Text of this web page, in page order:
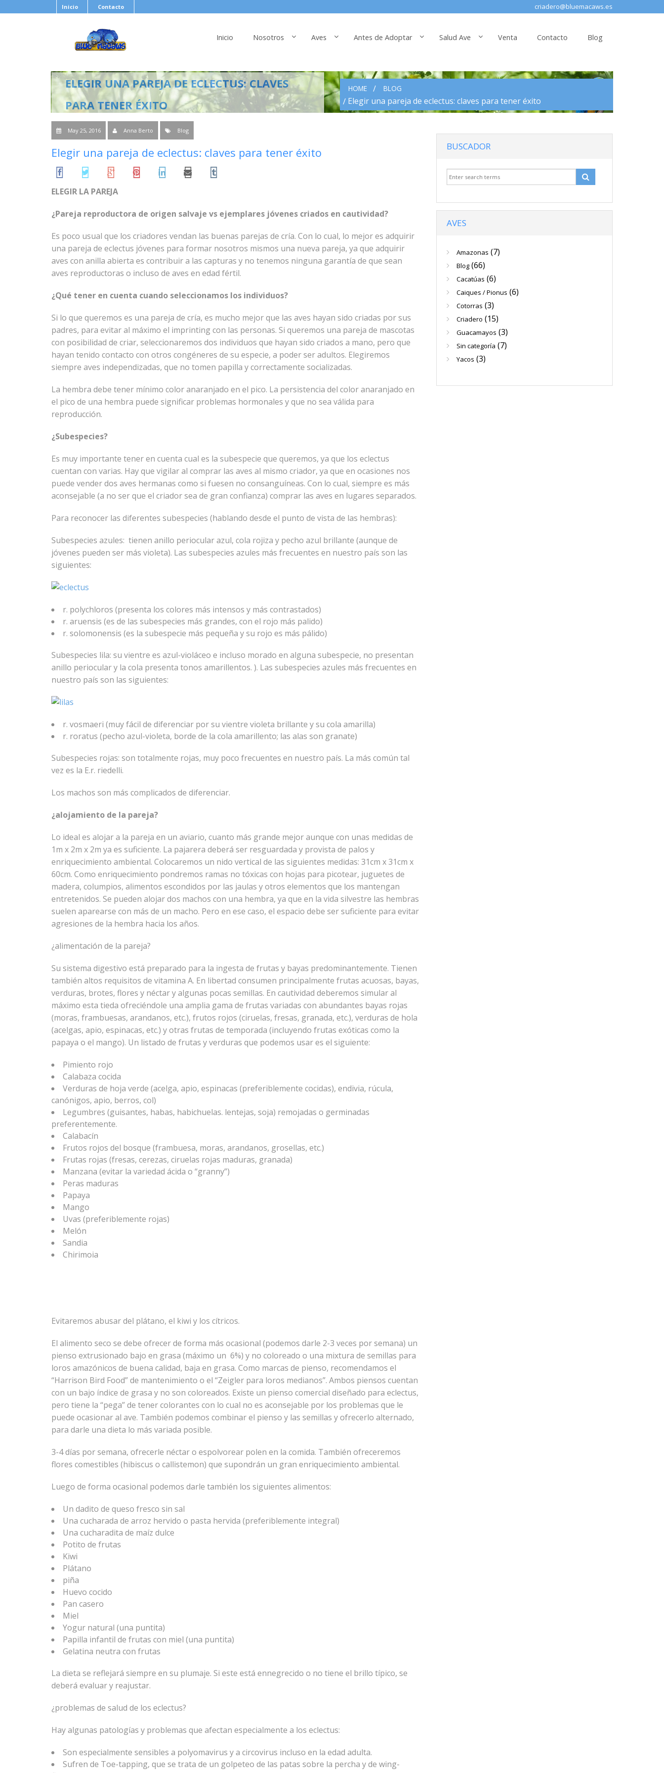
Inicio Contacto criadero@bluemacaws.es
Inicio Nosotros Aves Antes de Adoptar Salud Ave Venta Contacto Blog
ELEGIR UNA PAREJA DE ECLECTUS: CLAVES
PARA TENER ÉXITO
HOME BLOG
Elegir una pareja de eclectus: claves para tener éxito
BUSCADOR
AVES
Amazonas (7)
Blog(66)
Cacatúas (6)
Caiques / Pionus (6)
Cotorras (3)
Criadero (15)
Guacamayos (3)
Sin categoría (7)
Yacos (3)
May 25, 2016 Anna Berto Blog
Elegir una pareja de eclectus: claves para tener éxito
ELEGIR LA PAREJA
¿Pareja reproductora de origen salvaje vs ejemplares jóvenes criados en cautividad?
Es poco usual que los criadores vendan las buenas parejas de cría. Con lo cual, lo mejor es adquirir
una pareja de eclectus jóvenes para formar nosotros mismos una nueva pareja, ya que adquirir
aves con anilla abierta es contribuir a las capturas y no tenemos ninguna garantía de que sean
aves reproductoras o incluso de aves en edad fértil.
¿Qué tener en cuenta cuando seleccionamos los individuos?
Si lo que queremos es una pareja de cría, es mucho mejor que las aves hayan sido criadas por sus
padres, para evitar al máximo el imprinting con las personas. Si queremos una pareja de mascotas
con posibilidad de criar, seleccionaremos dos individuos que hayan sido criados a mano, pero que
hayan tenido contacto con otros congéneres de su especie, a poder ser adultos. Elegiremos
siempre aves independizadas, que no tomen papilla y correctamente socializadas.
La hembra debe tener mínimo color anaranjado en el pico. La persistencia del color anaranjado en
el pico de una hembra puede significar problemas hormonales y que no sea válida para
reproducción.
¿Subespecies?
Es muy importante tener en cuenta cual es la subespecie que queremos, ya que los eclectus
cuentan con varias. Hay que vigilar al comprar las aves al mismo criador, ya que en ocasiones nos
puede vender dos aves hermanas como si fuesen no consanguíneas. Con lo cual, siempre es más
aconsejable (a no ser que el criador sea de gran confianza) comprar las aves en lugares separados.
Para reconocer las diferentes subespecies (hablando desde el punto de vista de las hembras):
Subespecies azules: tienen anillo periocular azul, cola rojiza y pecho azul brillante (aunque de
jóvenes pueden ser más violeta). Las subespecies azules más frecuentes en nuestro país son las
siguientes:
r. polychloros (presenta los colores más intensos y más contrastados)
r. aruensis (es de las subespecies más grandes, con el rojo más palido)
r. solomonensis (es la subespecie más pequeña y su rojo es más pálido)
Subespecies lila: su vientre es azul-violáceo e incluso morado en alguna subespecie, no presentan
anillo periocular y la cola presenta tonos amarillentos. ). Las subespecies azules más frecuentes en
nuestro país son las siguientes:
r. vosmaeri (muy fácil de diferenciar por su vientre violeta brillante y su cola amarilla)
r. roratus (pecho azul-violeta, borde de la cola amarillento; las alas son granate)
Subespecies rojas: son totalmente rojas, muy poco frecuentes en nuestro país. La más común tal
vez es la E.r. riedelli.
Los machos son más complicados de diferenciar.
¿alojamiento de la pareja?
Lo ideal es alojar a la pareja en un aviario, cuanto más grande mejor aunque con unas medidas de
1m x 2m x 2m ya es suficiente. La pajarera deberá ser resguardada y provista de palos y
enriquecimiento ambiental. Colocaremos un nido vertical de las siguientes medidas: 31cm x 31cm x
60cm. Como enriquecimiento pondremos ramas no tóxicas con hojas para picotear, juguetes de
madera, columpios, alimentos escondidos por las jaulas y otros elementos que los mantengan
entretenidos. Se pueden alojar dos machos con una hembra, ya que en la vida silvestre las hembras
suelen aparearse con más de un macho. Pero en ese caso, el espacio debe ser suficiente para evitar
agresiones de la hembra hacia los años.
¿alimentación de la pareja?
Su sistema digestivo está preparado para la ingesta de frutas y bayas predominantemente. Tienen
también altos requisitos de vitamina A. En libertad consumen principalmente frutas acuosas, bayas,
verduras, brotes, flores y néctar y algunas pocas semillas. En cautividad deberemos simular al
máximo esta tieda ofreciéndole una amplia gama de frutas variadas con abundantes bayas rojas
(moras, frambuesas, arandanos, etc.), frutos rojos (ciruelas, fresas, granada, etc.), verduras de hola
(acelgas, apio, espinacas, etc.) y otras frutas de temporada (incluyendo frutas exóticas como la
papaya o el mango). Un listado de frutas y verduras que podemos usar es el siguiente:
Pimiento rojo
Calabaza cocida
Verduras de hoja verde (acelga, apio, espinacas (preferiblemente cocidas), endivia, rúcula,
canónigos, apio, berros, col)
Legumbres (guisantes, habas, habichuelas. lentejas, soja) remojadas o germinadas
preferentemente.
Calabacín
Frutos rojos del bosque (frambuesa, moras, arandanos, grosellas, etc.)
Frutas rojas (fresas, cerezas, ciruelas rojas maduras, granada)
Manzana (evitar la variedad ácida o “granny”)
Peras maduras
Papaya
Mango
Uvas (preferiblemente rojas)
Melón
Sandia
Chirimoia
Evitaremos abusar del plátano, el kiwi y los cítricos.
El alimento seco se debe ofrecer de forma más ocasional (podemos darle 2-3 veces por semana) un
pienso extrusionado bajo en grasa (máximo un 6%) y no coloreado o una mixtura de semillas para
loros amazónicos de buena calidad, baja en grasa. Como marcas de pienso, recomendamos el
“Harrison Bird Food” de mantenimiento o el “Zeigler para loros medianos”. Ambos piensos cuentan
con un bajo índice de grasa y no son coloreados. Existe un pienso comercial diseñado para eclectus,
pero tiene la “pega” de tener colorantes con lo cual no es aconsejable por los problemas que le
puede ocasionar al ave. También podemos combinar el pienso y las semillas y ofrecerlo alternado,
para darle una dieta lo más variada posible.
3-4 días por semana, ofrecerle néctar o espolvorear polen en la comida. También ofreceremos
flores comestibles (hibiscus o callistemon) que supondrán un gran enriquecimiento ambiental.
Luego de forma ocasional podemos darle también los siguientes alimentos:
Un dadito de queso fresco sin sal
Una cucharada de arroz hervido o pasta hervida (preferiblemente integral)
Una cucharadita de maíz dulce
Potito de frutas
Kiwi
Plátano
piña
Huevo cocido
Pan casero
Miel
Yogur natural (una puntita)
Papilla infantil de frutas con miel (una puntita)
Gelatina neutra con frutas
La dieta se reflejará siempre en su plumaje. Si este está ennegrecido o no tiene el brillo típico, se
deberá evaluar y reajustar.
¿problemas de salud de los eclectus?
Hay algunas patologías y problemas que afectan especialmente a los eclectus:
Son especialmente sensibles a polyomavirus y a circovirus incluso en la edad adulta.
Sufren de Toe-tapping, que se trata de un golpeteo de las patas sobre la percha y de wing-